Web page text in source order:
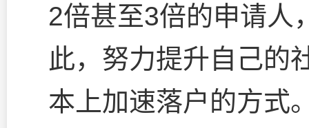
2倍甚至3倍的申请人
此，努力提升自己的
本上加速落户的方式